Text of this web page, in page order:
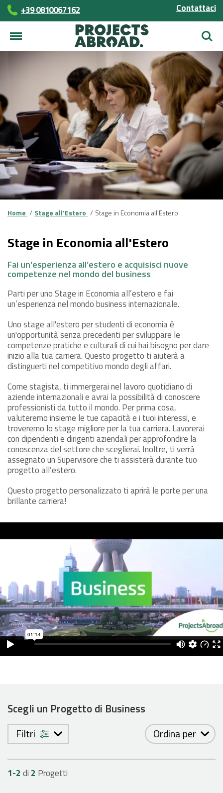
+39 0810067162 Contattaci
Cerca
Home Stage all'Estero Stage in Economia all'Estero
Stage in Economia all'Estero
Fai un'esperienza all’estero e acquisisci nuove
competenze nel mondo del business
Parti per uno Stage in Economia all’estero e fai
un’esperienza nel mondo business internazionale.
Uno stage all'estero per studenti di economia è
un'opportunità senza precedenti per sviluppare le
competenze pratiche e culturali di cui hai bisogno per dare
inizio alla tua carriera. Questo progetto ti aiuterà a
distinguerti nel competitivo mondo degli affari.
Come stagista, ti immergerai nel lavoro quotidiano di
aziende internazionali e avrai la possibilità di conoscere
professionisti da tutto il mondo. Per prima cosa,
valuteremo insieme le tue capacità e i tuoi interessi, e
troveremo lo stage migliore per la tua carriera. Lavorerai
con dipendenti e dirigenti aziendali per approfondire la
conoscenza del settore che sceglierai. Inoltre, ti verrà
assegnato un Supervisore che ti assisterà durante tuo
progetto all’estero.
Questo progetto personalizzato ti aprirà le porte per una
brillante carriera!
Scegli un Progetto di Business
Filtri Ordina per
1-2 di 2 Progetti